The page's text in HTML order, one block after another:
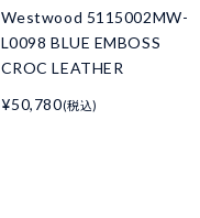
Westwood 5115002MW-
L0098 BLUE EMBOSS
CROC LEATHER
¥50,780(税込)